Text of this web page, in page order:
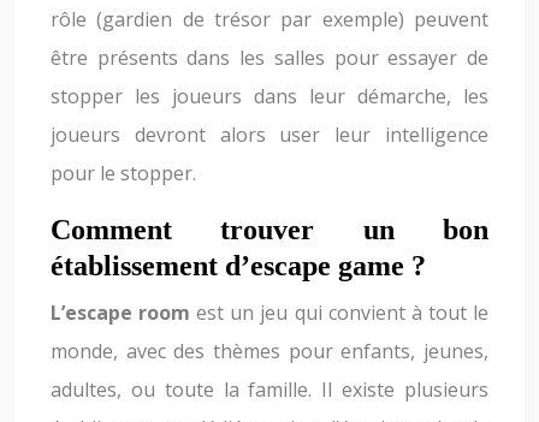
rôle (gardien de trésor par exemple) peuvent
être présents dans les salles pour essayer de
stopper les joueurs dans leur démarche, les
joueurs devront alors user leur intelligence
pour le stopper.
Comment trouver un bon
établissement d’escape game ?
L’escape room est un jeu qui convient à tout le
monde, avec des thèmes pour enfants, jeunes,
adultes, ou toute la famille. Il existe plusieurs